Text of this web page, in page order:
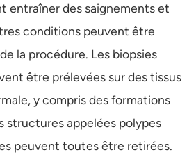
entraîner des saignements et
conditions peuvent être
la procédure. Les biopsies
être prélevées sur des tissus
y compris des formations
structures appelées polypes
peuvent toutes être retirées.